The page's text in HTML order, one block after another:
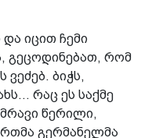
და იცით ჩემი
გეცოდინებათ, რომ
ბიჭს,
რაც ეს საქმე
წერილი,
გერმანელმა